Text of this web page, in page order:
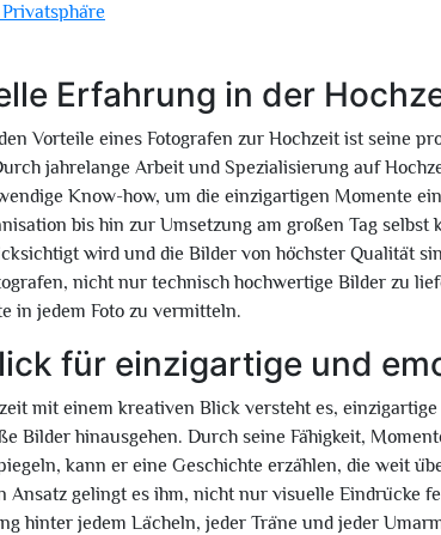
Erfahrung in der
Vorteile eines Fotografen zur Hochzeit ist seine
jahrelange Arbeit und Spezialisierung auf
Know-how, um die einzigartigen Momente
bis hin zur Umsetzung am großen Tag
wird und die Bilder von höchster Qualität
nicht nur technisch hochwertige Bilder zu
in jedem Foto zu vermitteln.
für einzigartige und
mit einem kreativen Blick versteht es,
Bilder hinausgehen. Durch seine Fähigkeit,
kann er eine Geschichte erzählen, die weit
Ansatz gelingt es ihm, nicht nur visuelle Eindrücke
hinter jedem Lächeln, jeder Träne und jeder